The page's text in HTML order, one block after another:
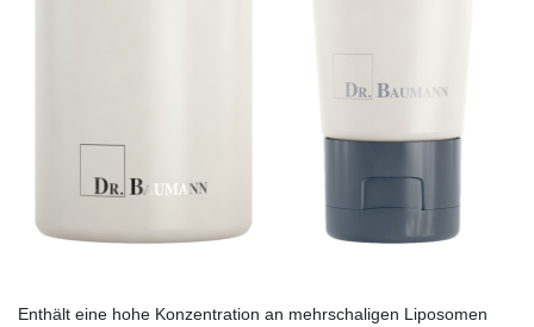
Enthält eine hohe Konzentration an mehrschaligen Liposomen